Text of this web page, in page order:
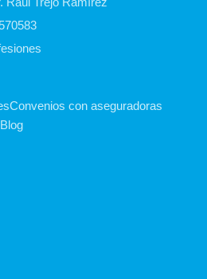
m
Raúl Trejo Ramírez
Convenios con aseguradoras
Blog